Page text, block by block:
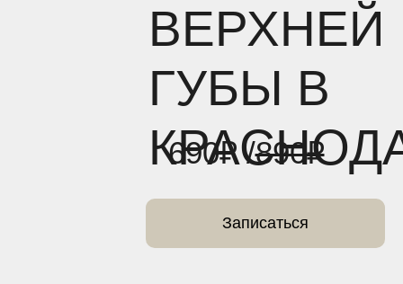
ВЕРХНЕЙ
ГУБЫ В
690₽ /890₽
Записаться